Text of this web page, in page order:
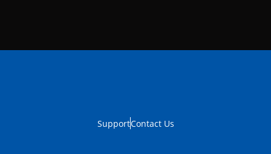
SupportContact Us